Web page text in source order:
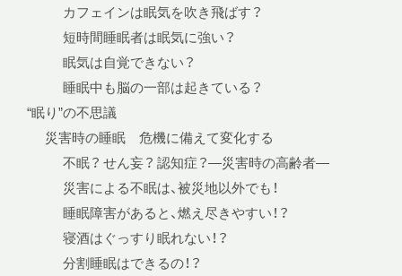
カフェインは眠気を吹き飛ばす？
短時間睡眠者は眠気に強い？
眠気は自覚できない？
睡眠中も脳の一部は起きている？
“眠り”の不思議
災害時の睡眠 危機に備えて変化する
不眠？ せん妄？ 認知症？—災害時の高齢者—
災害による不眠は、被災地以外でも！
睡眠障害があると、燃え尽きやすい！？
寝酒はぐっすり眠れない！？
分割睡眠はできるの！？